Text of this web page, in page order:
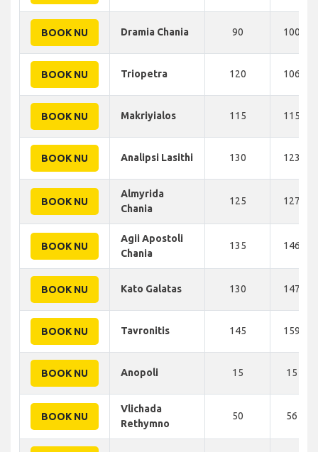
BOOK NU Dramia Chania 90 100 KM
BOOK NU Triopetra 120 106 KM
BOOK NU Makriyialos 115 115 KM
BOOK NU Analipsi Lasithi 130 123 KM
BOOK NU
Almyrida
Chania
125 127 KM
BOOK NU
Agii Apostoli
Chania
135 146 KM
BOOK NU Kato Galatas 130 147 KM
BOOK NU Tavronitis 145 159 KM
BOOK NU Anopoli 15 15 KM
BOOK NU
Vlichada
Rethymno
50 56 KM